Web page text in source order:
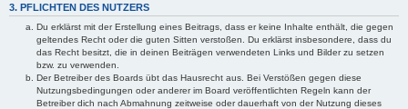
3. PFLICHTEN DES NUTZERS
Du erklärst mit der Erstellung eines Beitrags, dass er keine Inhalte enthält, die gegen
geltendes Recht oder die guten Sitten verstoßen. Du erklärst insbesondere, dass du
das Recht besitzt, die in deinen Beiträgen verwendeten Links und Bilder zu setzen
bzw. zu verwenden.
Der Betreiber des Boards übt das Hausrecht aus. Bei Verstößen gegen diese
Nutzungsbedingungen oder anderer im Board veröffentlichten Regeln kann der
Betreiber dich nach Abmahnung zeitweise oder dauerhaft von der Nutzung dieses